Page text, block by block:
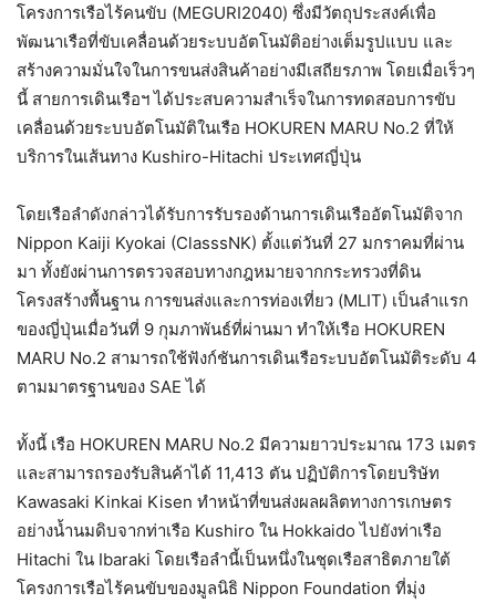
โครงการเรือไร้คนขับ (MEGURI2040) ซึ่งมีวัตถุประสงค์เพื่อ
พัฒนาเรือที่ขับเคลื่อนด้วยระบบอัตโนมัติอย่างเต็มรูปแบบ และ
สร้างความมั่นใจในการขนส่งสินค้าอย่างมีเสถียรภาพ โดยเมื่อเร็วๆ
นี้ สายการเดินเรือฯ ได้ประสบความสำเร็จในการทดสอบการขับ
เคลื่อนด้วยระบบอัตโนมัติในเรือ HOKUREN MARU No.2 ที่ให้
บริการในเส้นทาง Kushiro-Hitachi ประเทศญี่ปุ่น
โดยเรือลำดังกล่าวได้รับการรับรองด้านการเดินเรืออัตโนมัติจาก
Nippon Kaiji Kyokai (ClasssNK) ตั้งแต่วันที่ 27 มกราคมที่ผ่าน
มา ทั้งยังผ่านการตรวจสอบทางกฎหมายจากกระทรวงที่ดิน
โครงสร้างพื้นฐาน การขนส่งและการท่องเที่ยว (MLIT) เป็นลำแรก
ของญี่ปุ่นเมื่อวันที่ 9 กุมภาพันธ์ที่ผ่านมา ทำให้เรือ HOKUREN
MARU No.2 สามารถใช้ฟังก์ชันการเดินเรือระบบอัตโนมัติระดับ 4
ตามมาตรฐานของ SAE ได้
ทั้งนี้ เรือ HOKUREN MARU No.2 มีความยาวประมาณ 173 เมตร
และสามารถรองรับสินค้าได้ 11,413 ตัน ปฏิบัติการโดยบริษัท
Kawasaki Kinkai Kisen ทำหน้าที่ขนส่งผลผลิตทางการเกษตร
อย่างน้ำนมดิบจากท่าเรือ Kushiro ใน Hokkaido ไปยังท่าเรือ
Hitachi ใน Ibaraki โดยเรือลำนี้เป็นหนึ่งในชุดเรือสาธิตภายใต้
โครงการเรือไร้คนขับของมูลนิธิ Nippon Foundation ที่มุ่ง